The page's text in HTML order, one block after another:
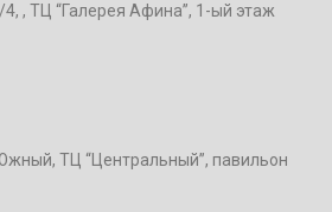
, ТЦ “Галерея Афина”, 1-ый этаж
ТЦ “Центральный”, павильон